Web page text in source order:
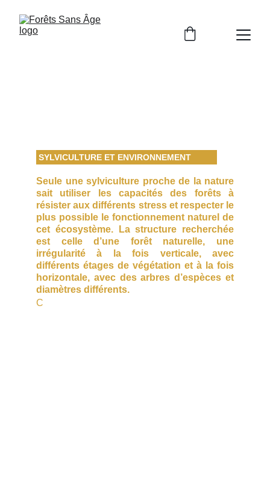
Seule une sylviculture proche de la nature
sait utiliser les capacités des forêts à
résister aux différents stress et respecter le
plus possible le fonctionnement naturel de
cet écosystème. La structure recherchée
est celle d’une forêt naturelle, une
irrégularité à la fois verticale, avec
différents étages de végétation et à la fois
horizontale, avec des arbres d’espèces et
diamètres différents.
C
SYLVICULTURE ET ENVIRONNEMENT